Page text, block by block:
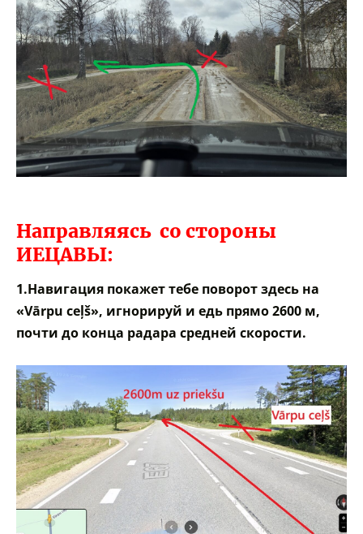
Направляясь со стороны
ИЕЦАВЫ:
1.Навигация покажет тебе поворот здесь на
«Vārpu ceļš», игнорируй и едь прямо 2600 м,
почти до конца радара средней скорости.